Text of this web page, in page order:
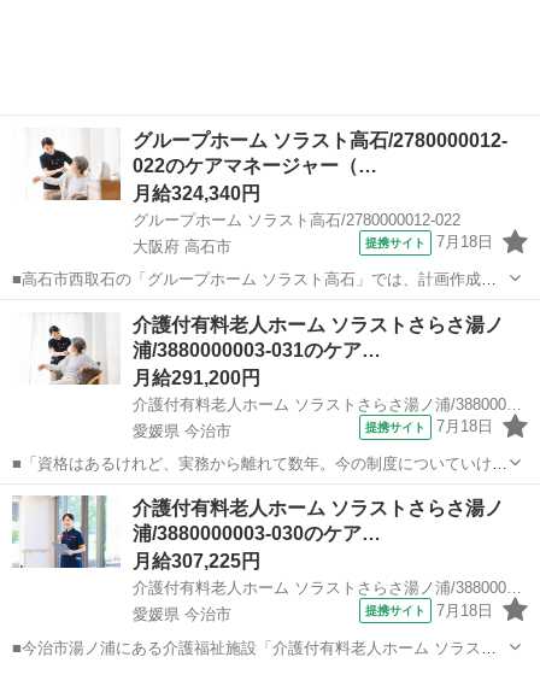
グループホーム ソラスト高石/2780000012-
022のケアマネージャー（…
月給324,340円
グループホーム ソラスト高石/2780000012-022
大阪府 高石市
提携サイト 7月18日
■高石市西取石の「グループホーム ソラスト高石」では、計画作成担
当者として活躍いただける正社員を募集中。施設ケアマネ未経験の方
や、現場を離れていたブランクのある方も大歓迎です。 ■ 資格更新
も、実務への一歩も全力サポート...
大阪 高石市 ケアマネージャー
介護付有料老人ホーム ソラストさらさ湯ノ
浦/3880000003-031のケア…
月給291,200円
介護付有料老人ホーム ソラストさらさ湯ノ浦/3880000003-031
愛媛県 今治市
提携サイト 7月18日
■「資格はあるけれど、実務から離れて数年。今の制度についていける
かな？」 「子どもの成長に合わせて、そろそろ正社員に戻りたいけれ
ど、家庭との両立が不安…」 そんな悩みを持つあなたへ。 今治市湯ノ
浦にある介護福祉施設「介護付有...
愛媛 今治市 ケアマネージャー
介護付有料老人ホーム ソラストさらさ湯ノ
浦/3880000003-030のケア…
月給307,225円
介護付有料老人ホーム ソラストさらさ湯ノ浦/3880000003-030
愛媛県 今治市
提携サイト 7月18日
■今治市湯ノ浦にある介護福祉施設「介護付有料老人ホーム ソラスト